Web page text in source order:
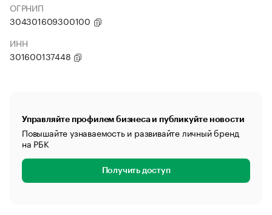
ОГРНИП
304301609300100
ИНН
301600137448
Управляйте профилем бизнеса и публикуйте новости
Повышайте узнаваемость и развивайте личный бренд
на РБК
Получить доступ